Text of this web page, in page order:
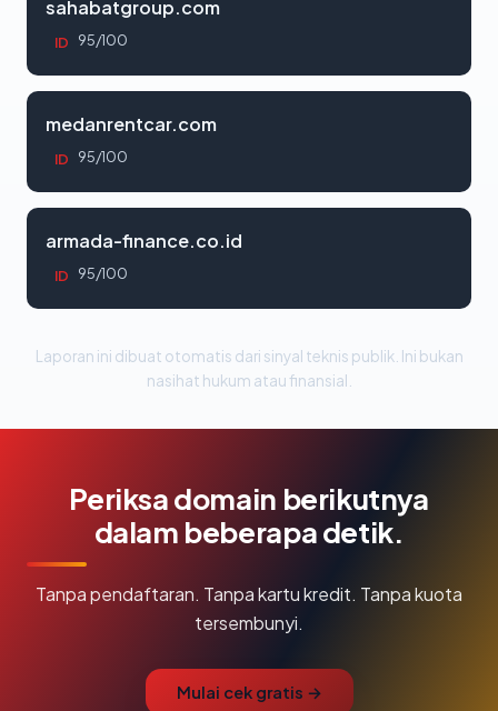
sahabatgroup.com
ID 95/100
medanrentcar.com
ID 95/100
armada-finance.co.id
ID 95/100
Laporan ini dibuat otomatis dari sinyal teknis publik. Ini bukan
nasihat hukum atau finansial.
Periksa domain berikutnya
dalam beberapa detik.
Tanpa pendaftaran. Tanpa kartu kredit. Tanpa kuota
tersembunyi.
Mulai cek gratis →